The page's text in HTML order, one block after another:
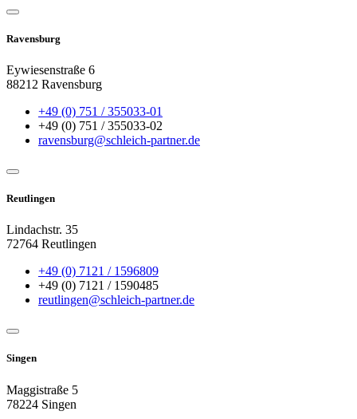
Ravensburg
Eywiesenstraße 6
88212 Ravensburg
+49 (0) 751 / 355033-01
+49 (0) 751 / 355033-02
ravensburg@schleich-partner.de
Reutlingen
Lindachstr. 35
72764 Reutlingen
+49 (0) 7121 / 1596809
+49 (0) 7121 / 1590485
reutlingen@schleich-partner.de
Singen
Maggistraße 5
78224 Singen